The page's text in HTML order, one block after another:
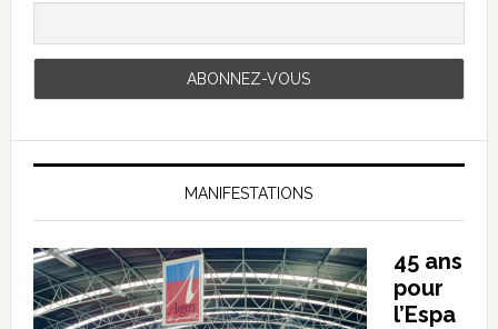
MANIFESTATIONS
45 ans
pour
l’Espa